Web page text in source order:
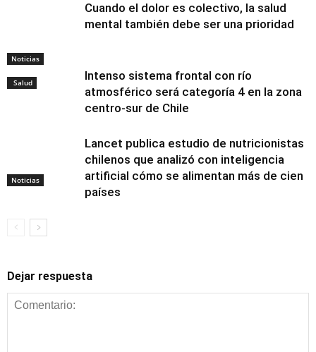
Noticias
Salud
Cuando el dolor es colectivo, la salud
mental también debe ser una prioridad
Noticias
Intenso sistema frontal con río
atmosférico será categoría 4 en la zona
centro-sur de Chile
Alimentación y
nutrición
Lancet publica estudio de nutricionistas
chilenos que analizó con inteligencia
artificial cómo se alimentan más de cien
países
Dejar respuesta